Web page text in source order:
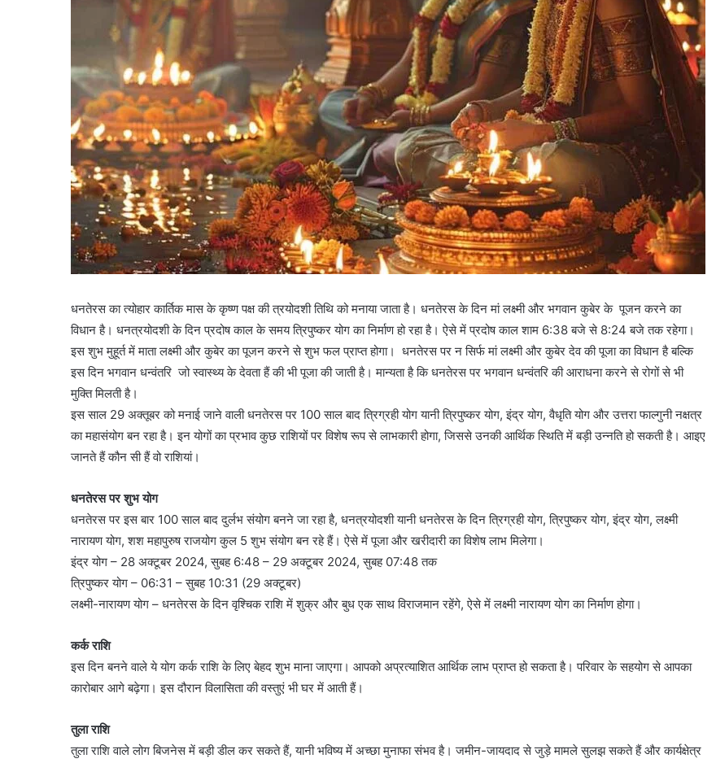
धनतेरस का त्योहार कार्तिक मास के कृष्ण पक्ष की त्रयोदशी तिथि को मनाया जाता है। धनतेरस के दिन मां लक्ष्मी और भगवान कुबेर के पूजन करने का
विधान है। धनत्रयोदशी के दिन प्रदोष काल के समय त्रिपुष्कर योग का निर्माण हो रहा है। ऐसे में प्रदोष काल शाम 6:38 बजे से 8:24 बजे तक रहेगा।
इस शुभ मुहूर्त में माता लक्ष्मी और कुबेर का पूजन करने से शुभ फल प्राप्त होगा। धनतेरस पर न सिर्फ मां लक्ष्मी और कुबेर देव की पूजा का विधान है बल्कि
इस दिन भगवान धन्वंतरि जो स्वास्थ्य के देवता हैं की भी पूजा की जाती है। मान्यता है कि धनतेरस पर भगवान धन्वंतरि की आराधना करने से रोगों से भी
मुक्ति मिलती है।
इस साल 29 अक्तूबर को मनाई जाने वाली धनतेरस पर 100 साल बाद त्रिग्रही योग यानी त्रिपुष्कर योग, इंद्र योग, वैधृति योग और उत्तरा फाल्गुनी नक्षत्र
का महासंयोग बन रहा है। इन योगों का प्रभाव कुछ राशियों पर विशेष रूप से लाभकारी होगा, जिससे उनकी आर्थिक स्थिति में बड़ी उन्नति हो सकती है। आइए
जानते हैं कौन सी हैं वो राशियां।
धनतेरस पर शुभ योग
धनतेरस पर इस बार 100 साल बाद दुर्लभ संयोग बनने जा रहा है, धनत्रयोदशी यानी धनतेरस के दिन त्रिग्रही योग, त्रिपुष्कर योग, इंद्र योग, लक्ष्मी
नारायण योग, शश महापुरुष राजयोग कुल 5 शुभ संयोग बन रहे हैं। ऐसे में पूजा और खरीदारी का विशेष लाभ मिलेगा।
इंद्र योग – 28 अक्टूबर 2024, सुबह 6:48 – 29 अक्टूबर 2024, सुबह 07:48 तक
त्रिपुष्कर योग – 06:31 – सुबह 10:31 (29 अक्टूबर)
लक्ष्मी-नारायण योग – धनतेरस के दिन वृश्चिक राशि में शुक्र और बुध एक साथ विराजमान रहेंगे, ऐसे में लक्ष्मी नारायण योग का निर्माण होगा।
कर्क राशि
इस दिन बनने वाले ये योग कर्क राशि के लिए बेहद शुभ माना जाएगा। आपको अप्रत्याशित आर्थिक लाभ प्राप्त हो सकता है। परिवार के सहयोग से आपका
कारोबार आगे बढ़ेगा। इस दौरान विलासिता की वस्तुएं भी घर में आती हैं।
तुला राशि
तुला राशि वाले लोग बिजनेस में बड़ी डील कर सकते हैं, यानी भविष्य में अच्छा मुनाफा संभव है। जमीन-जायदाद से जुड़े मामले सुलझ सकते हैं और कार्यक्षेत्र